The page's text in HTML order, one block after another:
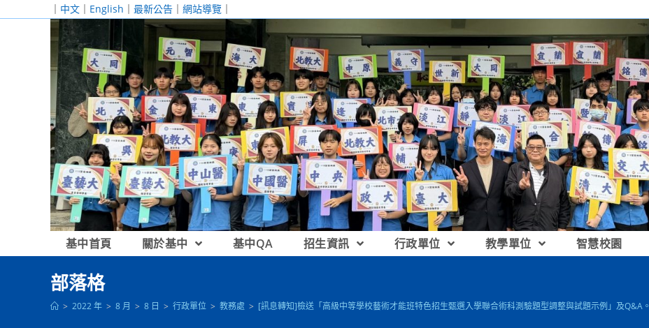
｜ 中文 ｜ English ｜ 最新公告 ｜ 網站導覽 ｜
基中首頁 關於基中 基中QA 招生資訊 行政單位 教學單位 智慧校園
部落格
> 2022 年 > 8 月 > 8 日 > 行政單位 > 教務處 > [訊息轉知]檢送「高級中等學校藝術才能班特色招生甄選入學聯合術科測驗題型調整與試題示例」及Q&A。